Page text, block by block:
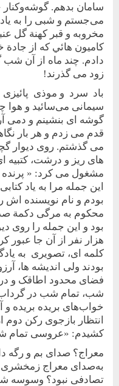
سامان بدهم.
می‌جستم و شبی را به
مخروبه و قبر کهنة گل
كاميون ‌هائي ‌كه ‌از‌
دادم. چند ماه از آن شب
زود می گذرند!
باد سرد و موذی
سيمانی می‌سائيد و هوا
گوشه ای بنشينم و دمی
قدم می زدم و هر بار
می گذشتم. روی ديوار
های ريز و درشت، کتبيه
مشغول می کرد: « پرنده
اين جمله مرا به ياد
بودم و نام نويسنده‌ اش
محکوم به‌ مرگی‌ دکمة
بود و‌ اين جمله را روی
هزار نفر از آن جا عبور
کلمه ای،‌ تصويری ‌به‌
بودند ولی انديشه ها،
فضای محدود اطاقک و
شب، تمام شب‌ در گرداب
خواب‌های بريده بريده و
انتظار بازجوی رکن
کشيدم: «عروسی تمام
معراج؟ صدای بم و رگه
به‌صدای معراج
تصادفی نبود؟ وسوسه